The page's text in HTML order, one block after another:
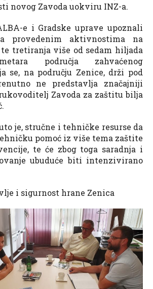
novog Zavoda uokviru INZ-a.
e i Gradske uprave upoznali
provedenim aktivnostima na
te tretiranja više od sedam hiljada
područja zahvaćenog
se, na području Zenice, drži pod
ne predstavlja značajniji
Zavoda za zaštitu bilja
je, stručne i tehničke resurse da
pomoć iz više tema zaštite
te će zbog toga saradnja i
ubuduće biti intenzivirano
i sigurnost hrane Zenica